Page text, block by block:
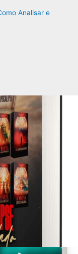
Analisar e